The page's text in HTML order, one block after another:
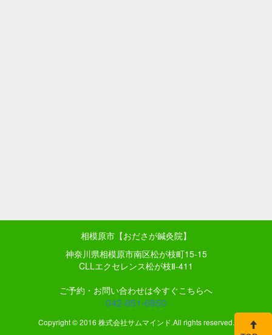
相模原市【おださが鍼灸院】
神奈川県相模原市南区松が枝町15-15
CLLエクセレンス松が枝Ⅱ-411
ご予約・お問い合わせは今すぐこちらへ
042-851-6850
Copyright © 2016 株式会社サムマインド.All rights reserved.